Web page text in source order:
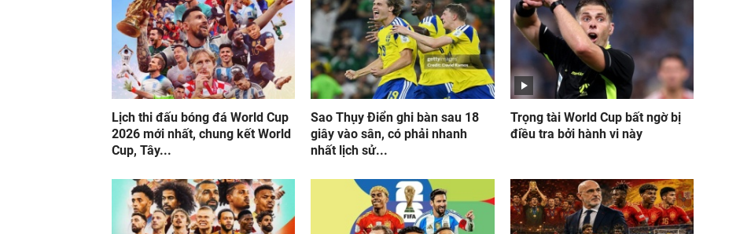
Lịch thi đấu bóng đá World Cup
2026 mới nhất, chung kết World
Cup, Tây...
Sao Thụy Điển ghi bàn sau 18
giây vào sân, có phải nhanh
nhất lịch sử...
Trọng tài World Cup bất ngờ bị
điều tra bởi hành vi này